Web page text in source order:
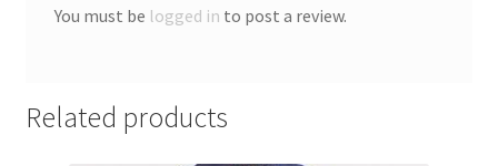
You must be logged in to post a review.
Related products